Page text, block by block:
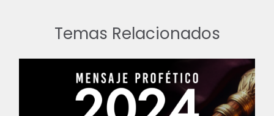
Temas Relacionados